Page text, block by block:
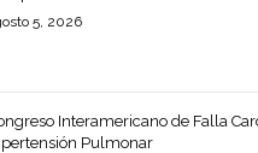
5, 2026
Interamericano de Falla
Pulmonar